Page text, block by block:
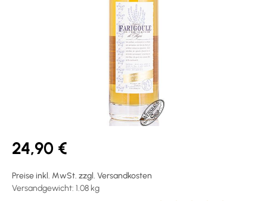
24,90 €
Preise inkl. MwSt. zzgl. Versandkosten
Versandgewicht: 1.08 kg